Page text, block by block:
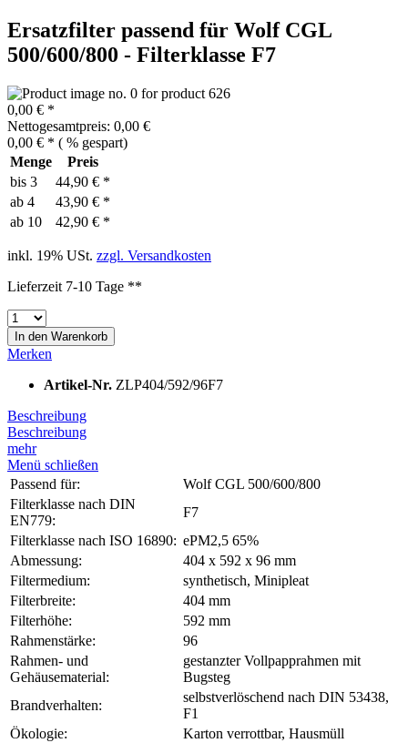
Ersatzfilter passend für Wolf CGL
500/600/800 - Filterklasse F7
0,00 € *
Nettogesamtpreis: 0,00 €
0,00 € * ( % gespart)
Menge
Preis
bis 3
44,90 € *
ab 4
43,90 € *
ab 10 42,90 € *
inkl. 19% USt. zzgl. Versandkosten
Lieferzeit 7-10 Tage **
In den Warenkorb
Merken
Artikel-Nr. ZLP404/592/96F7
Beschreibung
Beschreibung
mehr
Menü schließen
Passend für:
Wolf CGL 500/600/800
Filterklasse nach DIN
EN779:
F7
Filterklasse nach ISO 16890: ePM2,5 65%
Abmessung:
404 x 592 x 96 mm
Filtermedium:
synthetisch, Minipleat
Filterbreite:
404 mm
Filterhöhe:
592 mm
Rahmenstärke:
96
Rahmen- und
Gehäusematerial:
gestanzter Vollpapprahmen mit
Bugsteg
Brandverhalten:
selbstverlöschend nach DIN 53438,
F1
Ökologie:
Karton verrottbar, Hausmüll